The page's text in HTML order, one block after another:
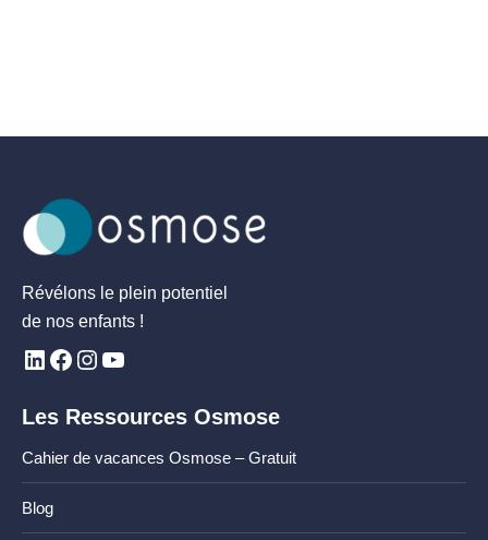
Révélons le plein potentiel
de nos enfants !
Les Ressources Osmose
Cahier de vacances Osmose – Gratuit
Blog